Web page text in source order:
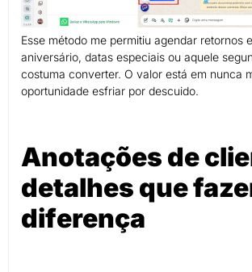
Esse método me permitiu agendar retornos
aniversário, datas especiais ou aquele
costuma converter. O valor está em nunca
oportunidade esfriar por descuido.
Anotações de
detalhes que
diferença